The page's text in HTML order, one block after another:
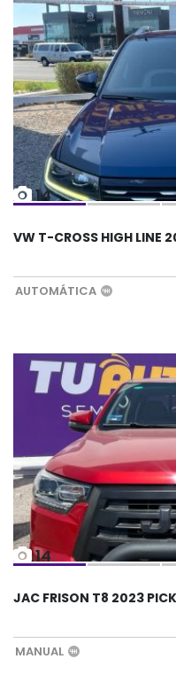
14
AUTOMÁTICA
14
JAC FRISON T8 2023
MANUAL